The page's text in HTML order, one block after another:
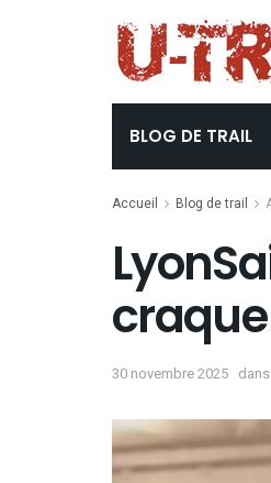
BLOG DE TRAIL
Accueil Blog de trail
30 novembre 2025 dans